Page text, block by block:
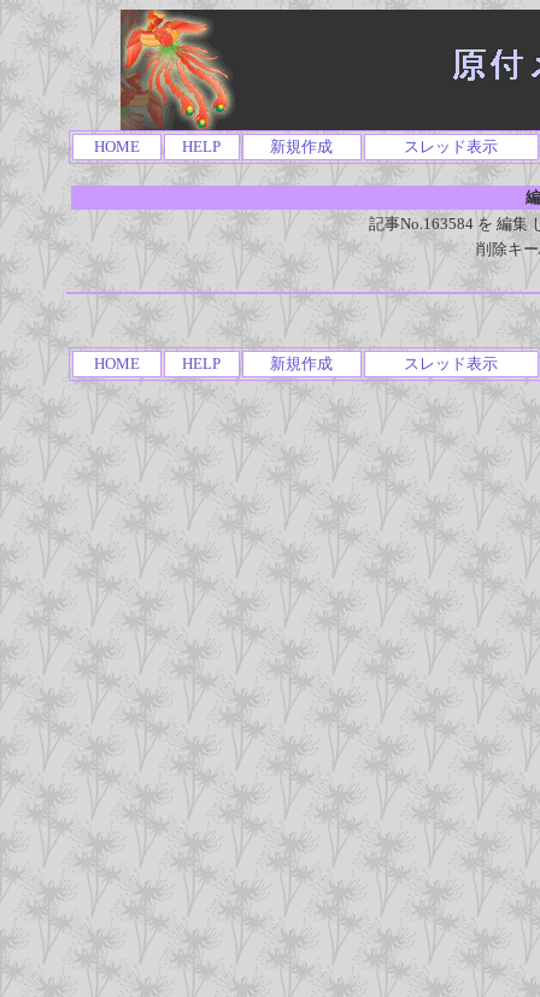
HOME HELP 新規作成 スレッド表示
記事No.163584 を 編集
削除キ
HOME HELP 新規作成 スレッド表示